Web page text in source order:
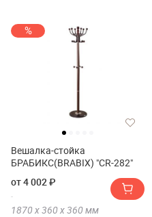
%
Вешалка-стойка
БРАБИКС(BRABIX) "CR-282"
от 4 002 ₽
1870 х360 х360 мм